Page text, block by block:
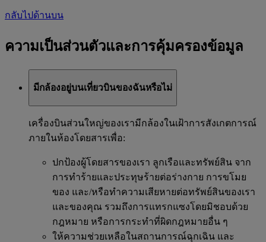
กลับไปด้านบน
ความเป็นส่วนตัวและการคุ้มครองข้อมูล
มีกล้องอยู่บนเที่ยวบินของฉันหรือไม่
เครื่องบินส่วนใหญ่ของเรามีกล้องในเฝ้าการสังเกตการณ์
ภายในห้องโดยสารเพื่อ:
ปกป้องผู้โดยสารของเรา ลูกเรือและทรัพย์สิน จาก
การทำร้ายและประทุษร้ายต่อร่างกาย การขโมย
ของ และ/หรือทำความเสียหายต่อทรัพย์สินของเรา
และของคุณ รวมถึงการแทรกแซงโดยมิชอบด้วย
กฎหมาย หรือการกระทำที่ผิดกฎหมายอื่น ๆ
ให้ความช่วยเหลือในสถานการณ์ฉุกเฉิน และ